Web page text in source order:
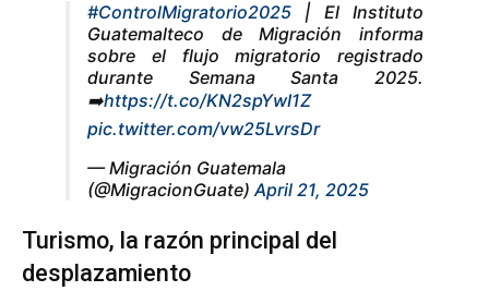
#ControlMigratorio2025 | El Instituto
Guatemalteco de Migración informa
sobre el flujo migratorio registrado
durante Semana Santa 2025.
➡️https://t.co/KN2spYwI1Z
pic.twitter.com/vw25LvrsDr
— Migración Guatemala
(@MigracionGuate)April 21, 2025
Turismo, la razón principal del
desplazamiento